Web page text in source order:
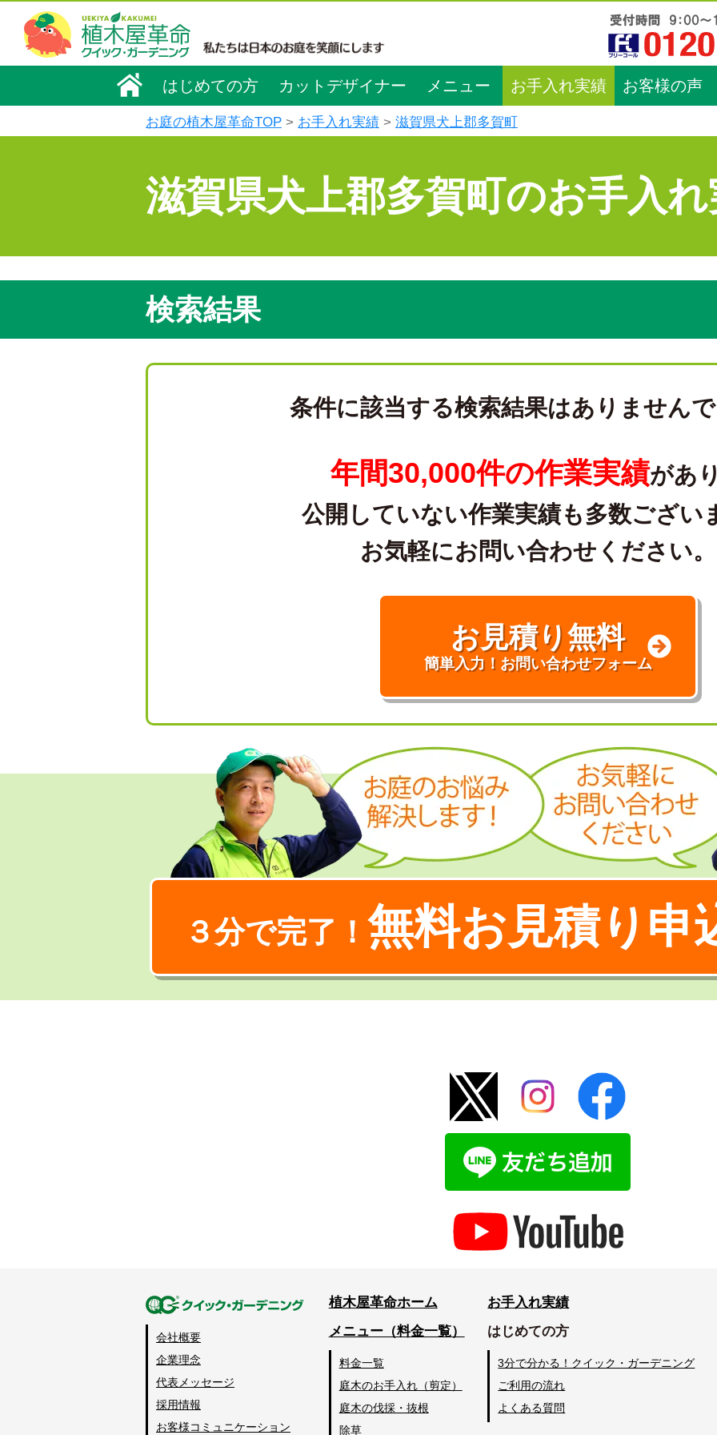
はじめての方 カットデザイナー メニュー お手入れ実績 お客様の声
お庭の植木屋革命TOP お手入れ実績 滋賀県犬上郡多賀町
滋賀県犬上郡多賀町のお手入
検索結果
条件に該当する検索結果はありません
年間30,000件の作業実績があ
公開していない作業実績も多数ござい
お気軽にお問い合わせください。
お見積り無料
簡単入力！お問い合わせフォーム
３分で完了！ 無料お見積り申
会社概要
企業理念
代表メッセージ
採用情報
お客様コミュニケーション
植木屋革命ホーム
メニュー（料金一覧）
料金一覧
庭木のお手入れ（剪定）
庭木の伐採・抜根
除草
お手入れ実績
はじめての方
3分で分かる！クイック・ガーデニング
ご利用の流れ
よくある質問